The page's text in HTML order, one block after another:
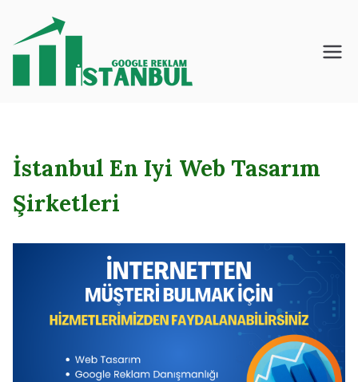
İstanbul – Google
İstanbul En Iyi Web Tasarım
Şirketleri